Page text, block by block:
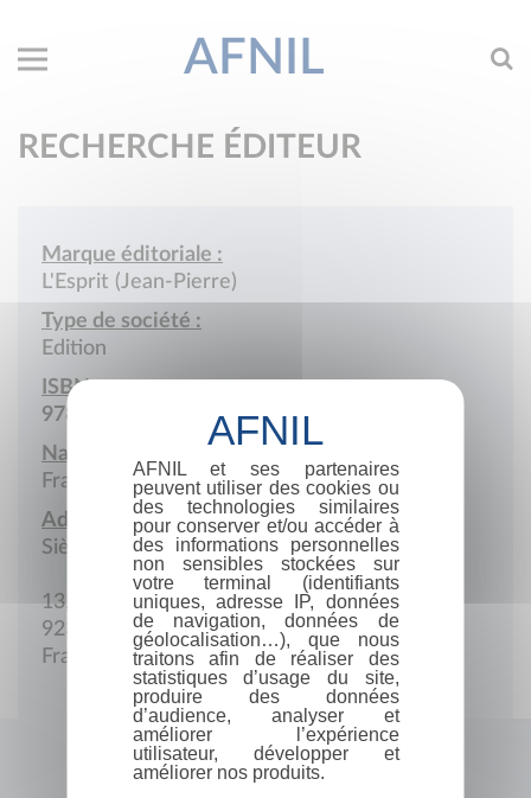
AFNIL
RECHERCHE ÉDITEUR
Marque éditoriale :
L'Esprit (Jean-Pierre)
Type de société :
Edition
ISBN :
978-2-901108
Nationalité :
France
Adresse :
Siège social
13, rue Gaston-Appert
92390 Villeneuve-la-Garenne
France
AFNIL et ses partenaires
peuvent utiliser des cookies ou
des technologies similaires
pour conserver et/ou accéder à
des informations personnelles
non sensibles stockées sur
votre terminal (identifiants
uniques, adresse IP, données
de navigation, données de
géolocalisation…), que nous
traitons afin de réaliser des
statistiques d’usage du site,
produire des données
d’audience, analyser et
améliorer l’expérience
utilisateur, développer et
améliorer nos produits.